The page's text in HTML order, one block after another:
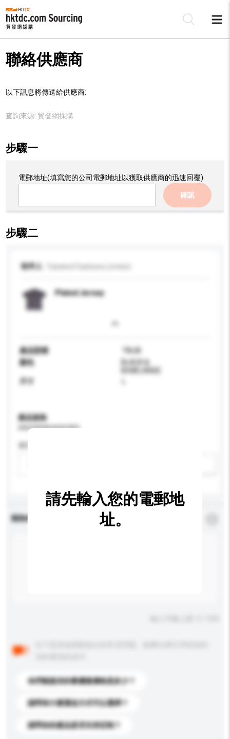
聯絡供應商
以下訊息將傳送給供應商:
查詢來源: 貿發網採購
步驟一
電郵地址(填寫您的公司電郵地址以獲取供應商的迅速回覆)
確認
步驟二
收件人
Plated Jersey
產品型號
TALIB
顏色
BLACK &
M.MELANGE
產品規格
請提供您對產品的特定要求。
查詢內容
你們能提供的最優惠價格是多少？
請問有什麼運送方式可以選擇？
請問你的產品是否支持定制？
請先輸入您的電郵地
址。